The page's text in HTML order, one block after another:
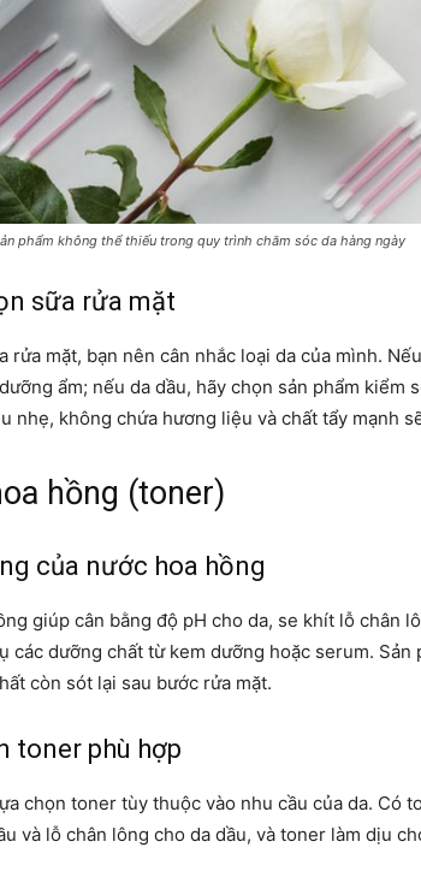
phẩm không thể thiếu trong quy trình chăm sóc da hàng ngày
sữa rửa mặt
rửa mặt, bạn nên cân nhắc loại da của mình.
ẩm; nếu da dầu, hãy chọn sản phẩm kiểm
nhẹ, không chứa hương liệu và chất tẩy mạnh
hồng (toner)
của nước hoa hồng
giúp cân bằng độ pH cho da, se khít lỗ chân
các dưỡng chất từ kem dưỡng hoặc serum. Sản
còn sót lại sau bước rửa mặt.
toner phù hợp
chọn toner tùy thuộc vào nhu cầu của da. Có
và lỗ chân lông cho da dầu, và toner làm dịu